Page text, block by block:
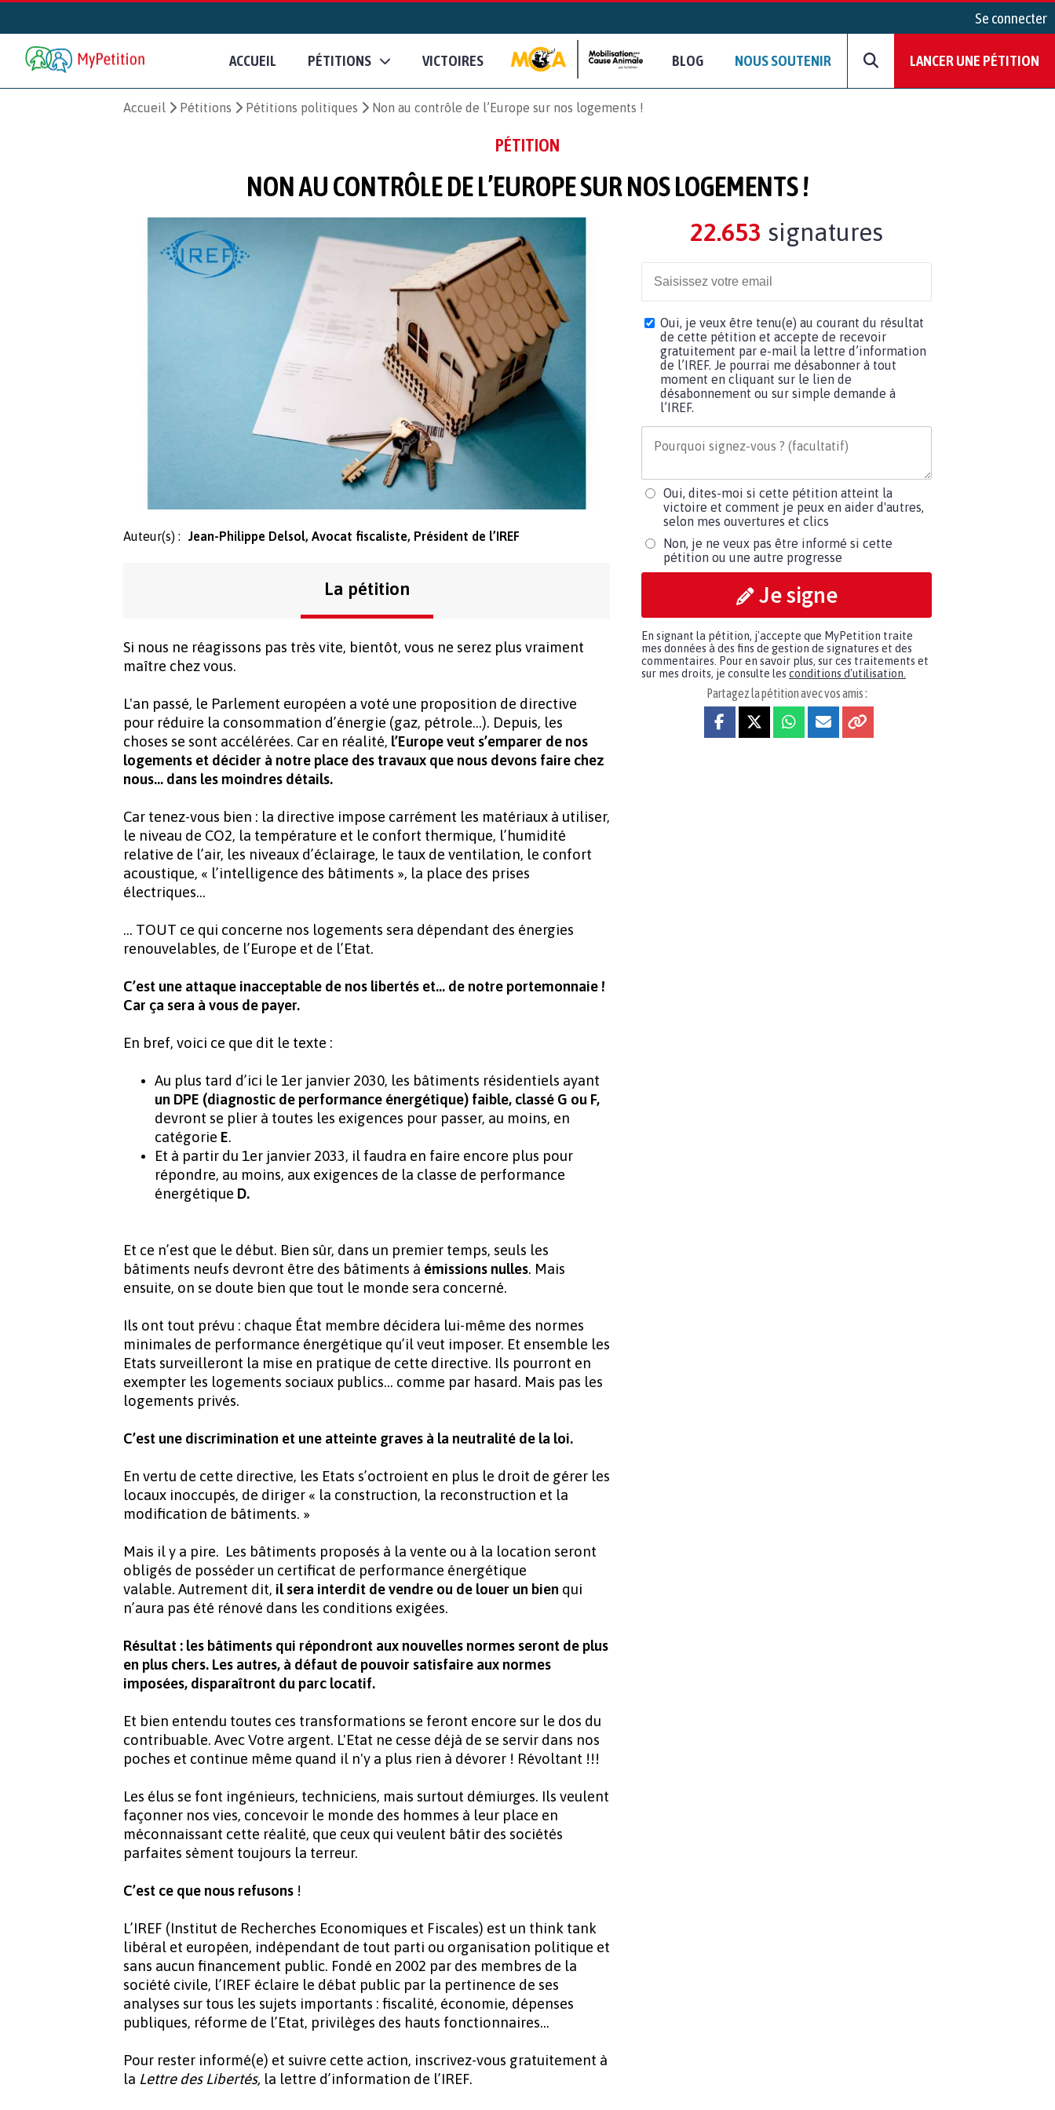
Se connecter
ACCUEIL PÉTITIONS VICTOIRES BLOG NOUS SOUTENIR LANCER UNE PÉTITION
Accueil Pétitions Pétitions politiques Non au contrôle de l’Europe sur nos logements !
PÉTITION
NON AU CONTRÔLE DE L’EUROPE SUR NOS LOGEMENTS !
Auteur(s) : Jean-Philippe Delsol, Avocat fiscaliste, Président de l’IREF
La pétition
Si nous ne réagissons pas très vite, bientôt, vous ne serez plus vraiment
maître chez vous.
L'an passé, le Parlement européen a voté une proposition de directive
pour réduire la consommation d’énergie (gaz, pétrole…). Depuis, les
choses se sont accélérées. Car en réalité, l’Europe veut s’emparer de nos
logements et décider à notre place des travaux que nous devons faire chez
nous… dans les moindres détails.
Car tenez-vous bien : la directive impose carrément les matériaux à utiliser,
le niveau de CO2, la température et le confort thermique, l’humidité
relative de l’air, les niveaux d’éclairage, le taux de ventilation, le confort
acoustique, « l’intelligence des bâtiments », la place des prises
électriques…
… TOUT ce qui concerne nos logements sera dépendant des énergies
renouvelables, de l’Europe et de l’Etat.
C’est une attaque inacceptable de nos libertés et… de notre portemonnaie !
Car ça sera à vous de payer.
En bref, voici ce que dit le texte :
Au plus tard d’ici le 1er janvier 2030, les bâtiments résidentiels ayant
un DPE (diagnostic de performance énergétique) faible, classé G ou F,
devront se plier à toutes les exigences pour passer, au moins, en
catégorie E.
Et à partir du 1er janvier 2033, il faudra en faire encore plus pour
répondre, au moins, aux exigences de la classe de performance
énergétique D.
Et ce n’est que le début. Bien sûr, dans un premier temps, seuls les
bâtiments neufs devront être des bâtiments à émissions nulles. Mais
ensuite, on se doute bien que tout le monde sera concerné.
Ils ont tout prévu : chaque État membre décidera lui-même des normes
minimales de performance énergétique qu’il veut imposer. Et ensemble les
Etats surveilleront la mise en pratique de cette directive. Ils pourront en
exempter les logements sociaux publics… comme par hasard. Mais pas les
logements privés.
C’est une discrimination et une atteinte graves à la neutralité de la loi.
En vertu de cette directive, les Etats s’octroient en plus le droit de gérer les
locaux inoccupés, de diriger « la construction, la reconstruction et la
modification de bâtiments. »
Mais il y a pire. Les bâtiments proposés à la vente ou à la location seront
obligés de posséder un certificat de performance énergétique
valable. Autrement dit, il sera interdit de vendre ou de louer un bien qui
n’aura pas été rénové dans les conditions exigées.
Résultat : les bâtiments qui répondront aux nouvelles normes seront de plus
en plus chers. Les autres, à défaut de pouvoir satisfaire aux normes
imposées, disparaîtront du parc locatif.
Et bien entendu toutes ces transformations se feront encore sur le dos du
contribuable. Avec Votre argent. L'Etat ne cesse déjà de se servir dans nos
poches et continue même quand il n'y a plus rien à dévorer ! Révoltant !!!
Les élus se font ingénieurs, techniciens, mais surtout démiurges. Ils veulent
façonner nos vies, concevoir le monde des hommes à leur place en
méconnaissant cette réalité, que ceux qui veulent bâtir des sociétés
parfaites sèment toujours la terreur.
C’est ce que nous refusons !
L’IREF (Institut de Recherches Economiques et Fiscales) est un think tank
libéral et européen, indépendant de tout parti ou organisation politique et
sans aucun financement public. Fondé en 2002 par des membres de la
société civile, l’IREF éclaire le débat public par la pertinence de ses
analyses sur tous les sujets importants : fiscalité, économie, dépenses
publiques, réforme de l’Etat, privilèges des hauts fonctionnaires…
Pour rester informé(e) et suivre cette action, inscrivez-vous gratuitement à
la Lettre des Libertés, la lettre d’information de l’IREF.
22.653 signatures
Oui, je veux être tenu(e) au courant du résultat
de cette pétition et accepte de recevoir
gratuitement par e-mail la lettre d’information
de l’IREF. Je pourrai me désabonner à tout
moment en cliquant sur le lien de
désabonnement ou sur simple demande à
l’IREF.
Oui, dites-moi si cette pétition atteint la
victoire et comment je peux en aider d'autres,
selon mes ouvertures et clics
Non, je ne veux pas être informé si cette
pétition ou une autre progresse
Je signe
En signant la pétition, j'accepte que MyPetition traite
mes données à des fins de gestion de signatures et des
commentaires. Pour en savoir plus, sur ces traitements et
sur mes droits, je consulte les conditions d'utilisation.
Partagez la pétition avec vos amis :